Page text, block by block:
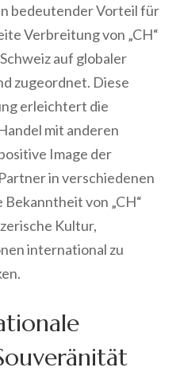
bedeutender Vorteil für
Verbreitung von „CH“
auf globaler
zugeordnet. Diese
erleichtert die
mit anderen
Image der
in verschiedenen
von „CH“
Kultur,
international zu